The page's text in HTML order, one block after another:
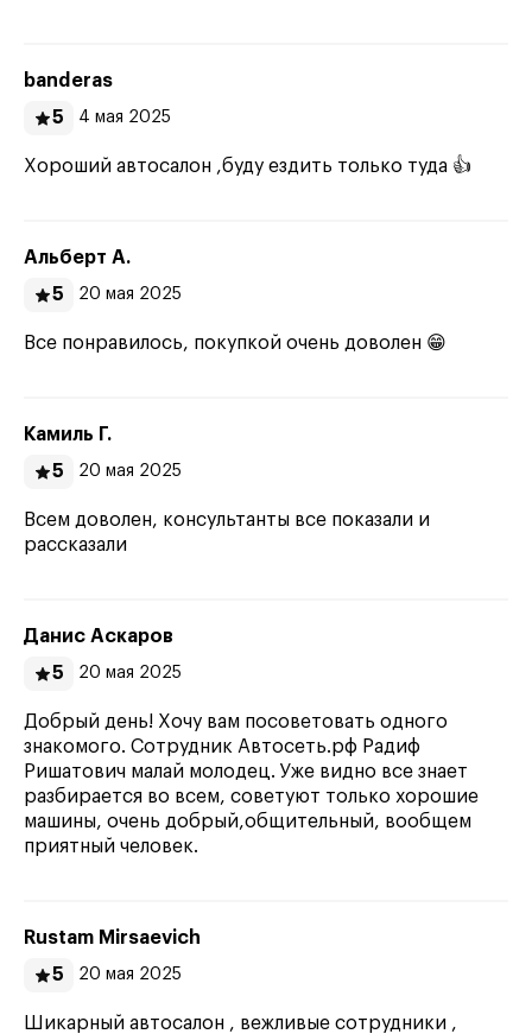
banderas
5
4 мая 2025
Хороший автосалон ,буду ездить только туда 👍
Альберт А.
5
20 мая 2025
Все понравилось, покупкой очень доволен 😁
Камиль Г.
5
20 мая 2025
Всем доволен, консультанты все показали и
рассказали
Данис Аскаров
5
20 мая 2025
Добрый день! Хочу вам посоветовать одного
знакомого. Сотрудник Автосеть.рф Радиф
Ришатович малай молодец. Уже видно все знает
разбирается во всем, советуют только хорошие
машины, очень добрый,общительный, вообщем
приятный человек.
Rustam Mirsaevich
5
20 мая 2025
Шикарный автосалон , вежливые сотрудники ,